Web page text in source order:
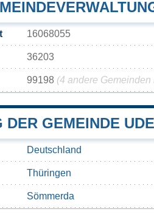
16068055
36203
99198 (4 andere
GEMEINDE
Deutschland
Thüringen
Sömmerda